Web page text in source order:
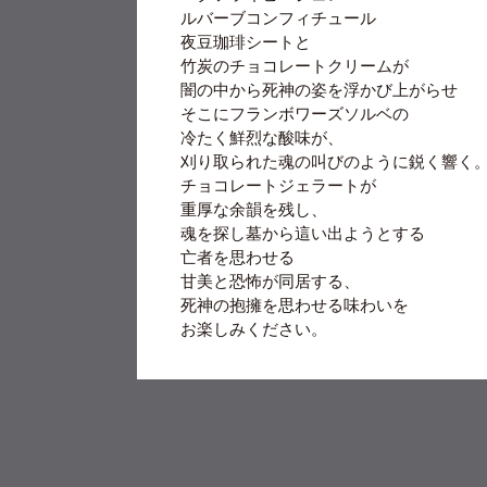
ルバーブコンフィチュール
夜豆珈琲シートと
竹炭のチョコレートクリームが
闇の中から死神の姿を浮かび上がらせ
そこにフランボワーズソルベの
冷たく鮮烈な酸味が、
刈り取られた魂の叫びのように鋭く響く
チョコレートジェラートが
重厚な余韻を残し、
魂を探し墓から這い出ようとする
亡者を思わせる
甘美と恐怖が同居する、
死神の抱擁を思わせる味わいを
お楽しみください。